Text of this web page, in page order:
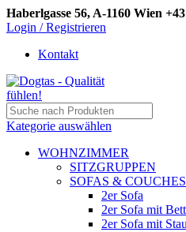
Haberlgasse 56, A-1160 Wien
Login / Registrieren
Kontakt
Kategorie auswählen
WOHNZIMMER
SITZGRUPPEN
SOFAS & COUCHES
2er Sofa
2er Sofa mit
2er Sofa mit